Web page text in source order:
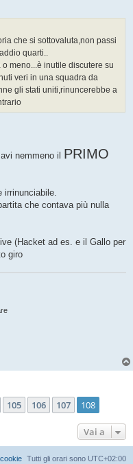
che si sottovaluta,non passi
quarti..
meno...è inutile discutere su
veri in una squadra da
gli stati uniti,rinuncerebbe a
nemmeno il PRIMO
che contava più nulla
(Hacket ad es. e il Gallo per
giro
105 106 107 108
Vai a
Tutti gli orari sono UTC+02:00